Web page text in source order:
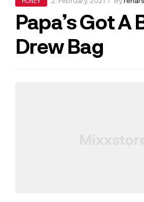
Papa’s Got A
Drew Bag